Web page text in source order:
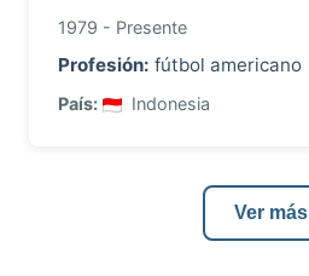
1979 - Presente
Profesión: fútbol americano
País: Indonesia
Ver más